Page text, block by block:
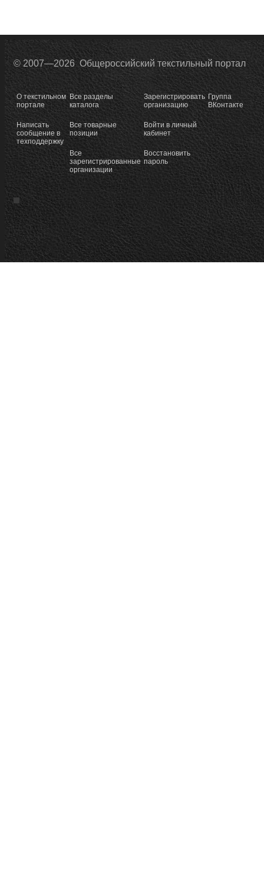
© 2007—2026 Общероссийский текстильный портал
О текстильном
портале
Написать
сообщение в
техподдержку
Все разделы
каталога
Все товарные
позиции
Все
зарегистрированные
организации
Зарегистрировать
организацию
Войти в личный
кабинет
Восстановить
пароль
Группа
ВКонтакте